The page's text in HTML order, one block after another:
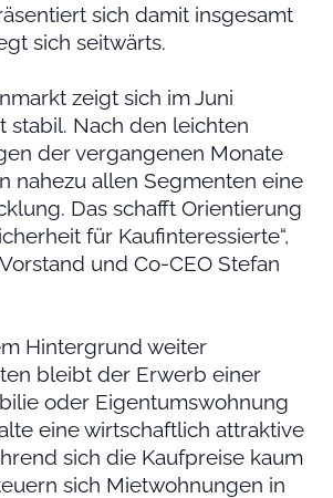
sich damit insgesamt
sich seitwärts.
zeigt sich im Juni
stabil. Nach den leichten
der vergangenen Monate
nahezu allen Segmenten eine
Das schafft Orientierung
für Kaufinteressierte“,
und Co-CEO Stefan
Hintergrund weiter
bleibt der Erwerb einer
oder Eigentumswohnung
eine wirtschaftlich attraktive
sich die Kaufpreise kaum
sich Mietwohnungen in